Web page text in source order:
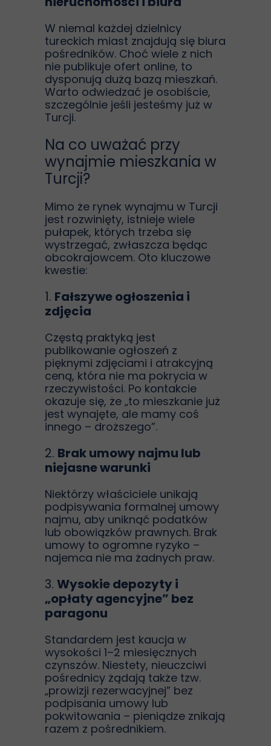
W niemal każdej dzielnicy
tureckich miast znajdują się biura
pośredników. Choć wiele z nich
nie publikuje ofert online, to
dysponują dużą bazą mieszkań.
Warto odwiedzać je osobiście,
szczególnie jeśli jesteśmy już w
Turcji.
Na co uważać przy
wynajmie mieszkania w
Turcji?
Mimo że rynek wynajmu w Turcji
jest rozwinięty, istnieje wiele
pułapek, których trzeba się
wystrzegać, zwłaszcza będąc
obcokrajowcem. Oto kluczowe
kwestie:
1. Fałszywe ogłoszenia i
zdjęcia
Częstą praktyką jest
publikowanie ogłoszeń z
pięknymi zdjęciami i atrakcyjną
ceną, która nie ma pokrycia w
rzeczywistości. Po kontakcie
okazuje się, że „to mieszkanie już
jest wynajęte, ale mamy coś
innego – droższego”.
2. Brak umowy najmu lub
niejasne warunki
Niektórzy właściciele unikają
podpisywania formalnej umowy
najmu, aby uniknąć podatków
lub obowiązków prawnych. Brak
umowy to ogromne ryzyko –
najemca nie ma żadnych praw.
3. Wysokie depozyty i
„opłaty agencyjne” bez
paragonu
Standardem jest kaucja w
wysokości 1–2 miesięcznych
czynszów. Niestety, nieuczciwi
pośrednicy żądają także tzw.
„prowizji rezerwacyjnej” bez
podpisania umowy lub
pokwitowania – pieniądze znikają
razem z pośrednikiem.